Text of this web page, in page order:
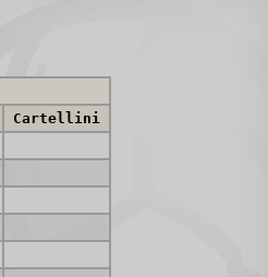
Cartellini